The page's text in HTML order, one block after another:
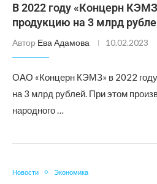
В 2022 году «Концерн
продукцию на 3 млрд
Автор Ева Адамова 10.02.2023
ОАО «Концерн КЭМЗ» в 2022
на 3 млрд рублей. При этом
народного …
Новости Экономика